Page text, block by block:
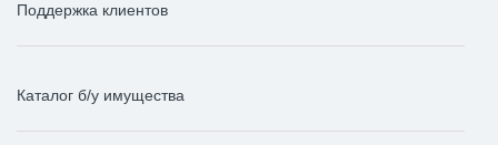
Поддержка клиентов
Каталог б/у имущества